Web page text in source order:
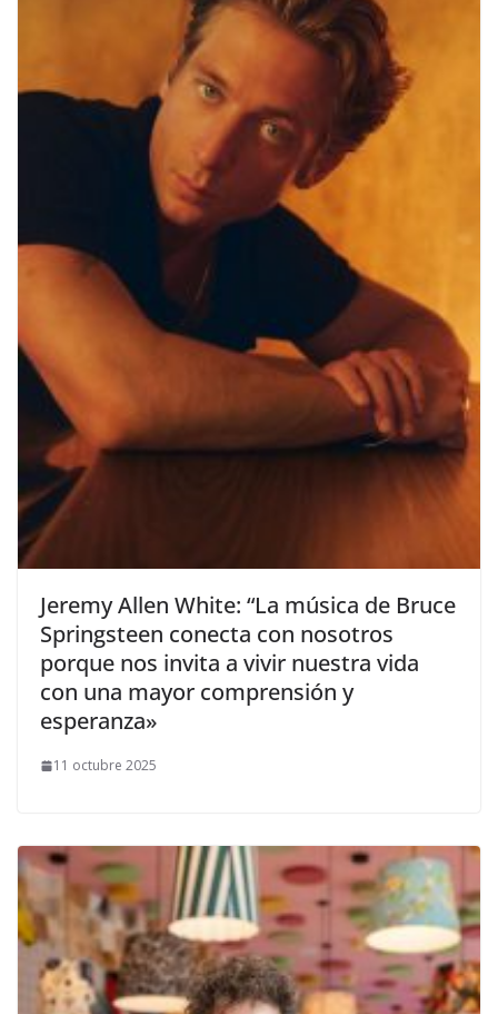
​Jeremy Allen White: “La música de Bruce
Springsteen conecta con nosotros
porque nos invita a vivir nuestra vida
con una mayor comprensión y
esperanza»
11 octubre 2025